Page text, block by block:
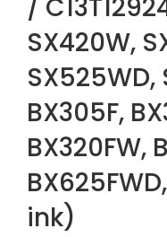
/
SX420W,
SX525WD,
BX305F,
BX320FW,
ink)